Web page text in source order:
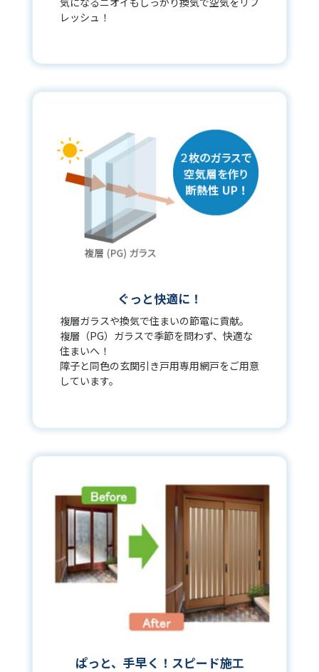
レッシュ！
ぐっと快適に！
複層ガラスや換気で住まいの節電に貢献。
複層（PG）ガラスで季節を問わず、快適な
住まいへ！
障子と同色の玄関引き戸用専用網戸をご用意
しています。
ぱっと、手早く！スピード施工